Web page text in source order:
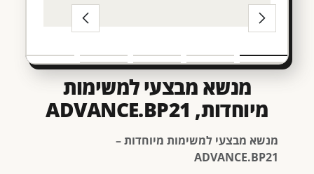
מנשא מבצעי למשימות
מיוחדות, ADVANCE.BP21
מנשא מבצעי למשימות מיוחדות –
ADVANCE.BP21